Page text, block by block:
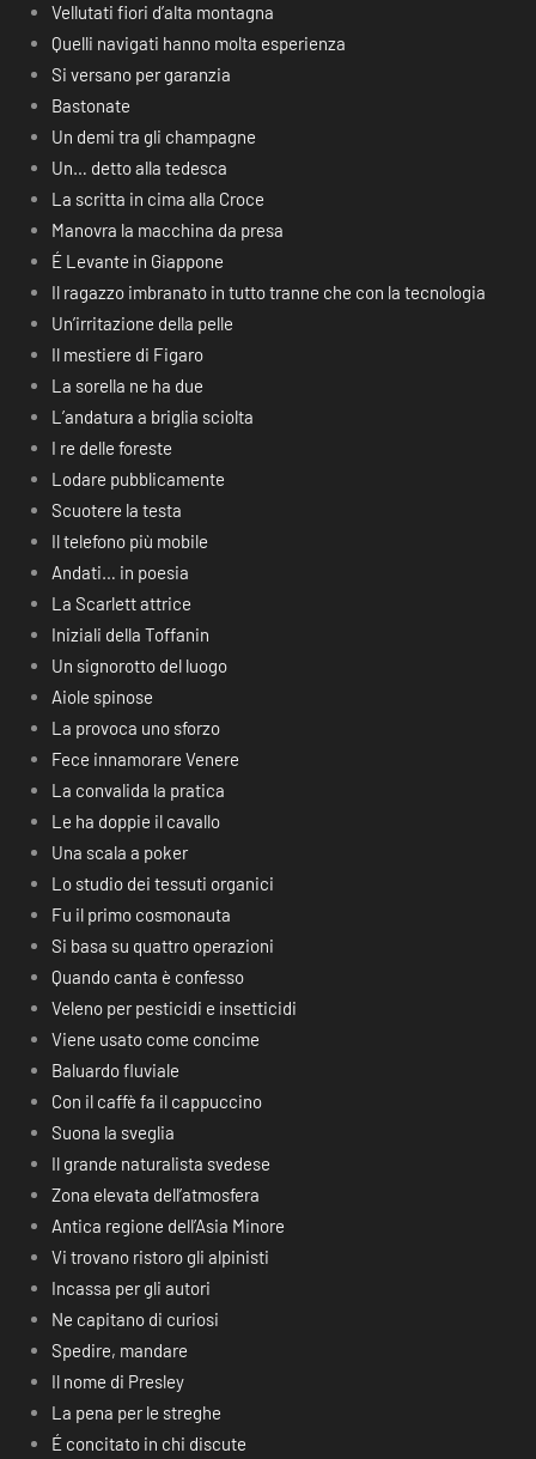
Vellutati fiori d’alta montagna
Quelli navigati hanno molta esperienza
Si versano per garanzia
Bastonate
Un demi tra gli champagne
Un… detto alla tedesca
La scritta in cima alla Croce
Manovra la macchina da presa
É Levante in Giappone
Il ragazzo imbranato in tutto tranne che con la tecnologia
Un’irritazione della pelle
Il mestiere di Figaro
La sorella ne ha due
L’andatura a briglia sciolta
I re delle foreste
Lodare pubblicamente
Scuotere la testa
Il telefono più mobile
Andati… in poesia
La Scarlett attrice
Iniziali della Toffanin
Un signorotto del luogo
Aiole spinose
La provoca uno sforzo
Fece innamorare Venere
La convalida la pratica
Le ha doppie il cavallo
Una scala a poker
Lo studio dei tessuti organici
Fu il primo cosmonauta
Si basa su quattro operazioni
Quando canta è confesso
Veleno per pesticidi e insetticidi
Viene usato come concime
Baluardo fluviale
Con il caffè fa il cappuccino
Suona la sveglia
Il grande naturalista svedese
Zona elevata dell’atmosfera
Antica regione dell’Asia Minore
Vi trovano ristoro gli alpinisti
Incassa per gli autori
Ne capitano di curiosi
Spedire, mandare
Il nome di Presley
La pena per le streghe
É concitato in chi discute